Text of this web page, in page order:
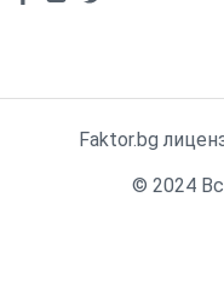
Faktor.bg
© 2024